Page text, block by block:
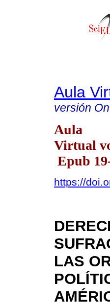
Aula
versión
Aula
Virtual
Epub
https://
LAS